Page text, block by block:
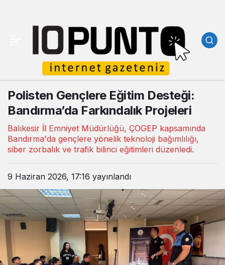
Polisten Gençlere Eğitim Desteği:
Bandırma’da Farkındalık Projeleri
Balıkesir İl Emniyet Müdürlüğü, ÇOGEP kapsamında
Bandırma'da gençlere yönelik teknoloji bağımlılığı,
siber zorbalık ve trafik bilinci eğitimleri düzenledi.
9 Haziran 2026, 17:16 yayınlandı